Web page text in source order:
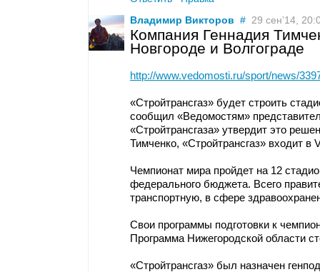
Владимир Викторов # 29 сен’14,
Компания Геннадия
Новгороде и Волгограде
http://www.vedomosti.ru/sport/news/
«Стройтрансгаз» будет строить
сообщил «Ведомостям»
«Стройтрансгаза» утвердит это
Тимченко, «Стройтрансгаз» входит в
Чемпионат мира пройдет на 12
федерального бюджета. Всего
транспортную, в сфере
Свои программы подготовки к
Программа Нижегородской области
«Стройтрансгаз» был назначен